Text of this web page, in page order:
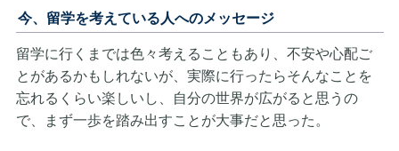
今、留学を考えている人へのメッセージ
留学に行くまでは色々考えることもあり、不安や心配ご
とがあるかもしれないが、実際に行ったらそんなことを
忘れるくらい楽しいし、自分の世界が広がると思うの
で、まず一歩を踏み出すことが大事だと思った。